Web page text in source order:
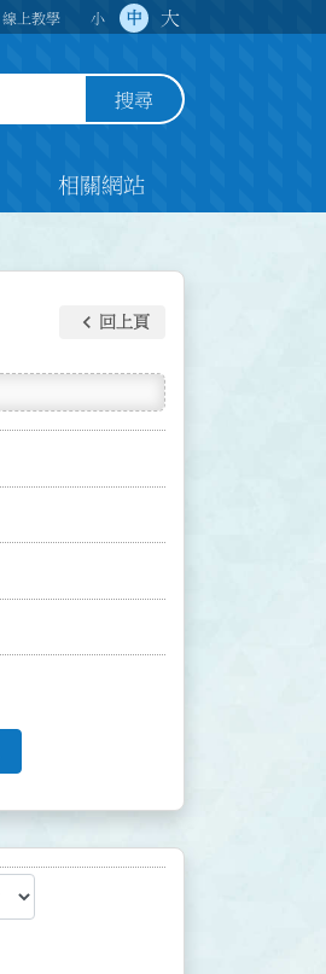
線上教學 小 中 大
搜尋
相關網站
keyboard_arrow_left 回上頁